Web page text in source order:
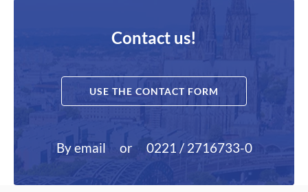
Contact us!
USE THE CONTACT FORM
By email or 0221 / 2716733-0